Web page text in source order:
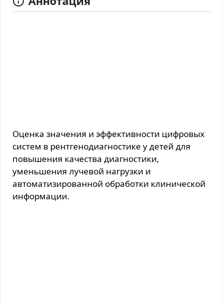
Оценка значения и эффективности цифровых
систем в рентгенодиагностике у детей для
повышения качества диагностики,
уменьшения лучевой нагрузки и
автоматизированной обработки клинической
информации.